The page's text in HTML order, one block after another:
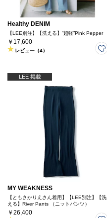
Healthy DENIM
【LEE別注】【洗える】”超軽”Pink Pepper
￥17,600
レビュー（4）
LEE 掲載
MY WEAKNESS
【ともさかりえさん着用】【LEE別注】【洗
える】River Pants （ニットパンツ）
￥26,400